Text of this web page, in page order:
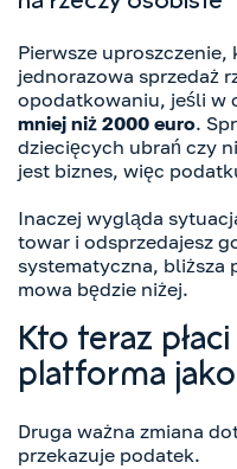
Pierwsze
jednorazowa sprzedaż
opodatkowaniu, jeśli w
mniej niż 2000 euro.
dziecięcych ubrań czy
jest biznes, więc
Inaczej wygląda
towar i odsprzedajesz
systematyczna, bliższa
mowa będzie niżej.
Kto teraz
platforma
Druga ważna zmiana
przekazuje podatek.